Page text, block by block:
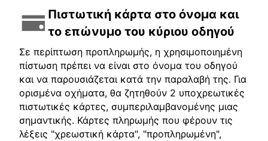
Πιστωτική κάρτα στο όνομα και
το επώνυμο του κύριου οδηγού
Σε περίπτωση προπληρωμής, η χρησιμοποιημένη
πίστωση πρέπει να είναι στο όνομα του οδηγού
και να παρουσιάζεται κατά την παραλαβή της. Για
ορισμένα οχήματα, θα ζητηθούν 2 υποχρεωτικές
πιστωτικές κάρτες, συμπεριλαμβανομένης μιας
σημαντικής. Κάρτες πληρωμής που φέρουν τις
λέξεις "χρεωστική κάρτα", "προπληρωμένη",